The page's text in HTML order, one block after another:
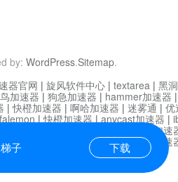
by: WordPress.Sitemap.
子 下载
器官网 | 旋风软件中心 | textarea | 黑
加速器 | 狗急加速器 | hammer加速器
|快橙加速器 | 啊哈加速器 | 迷雾通 | 优
falemon|快橙加速器|anycast加速器 |
小牛加速
|猎豹加速器 海鸥加速器|芒果加速